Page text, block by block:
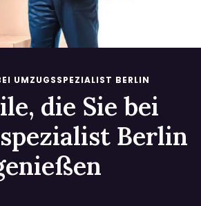
UMZUGSSPEZIALIST BERLIN
die Sie bei
Berlin